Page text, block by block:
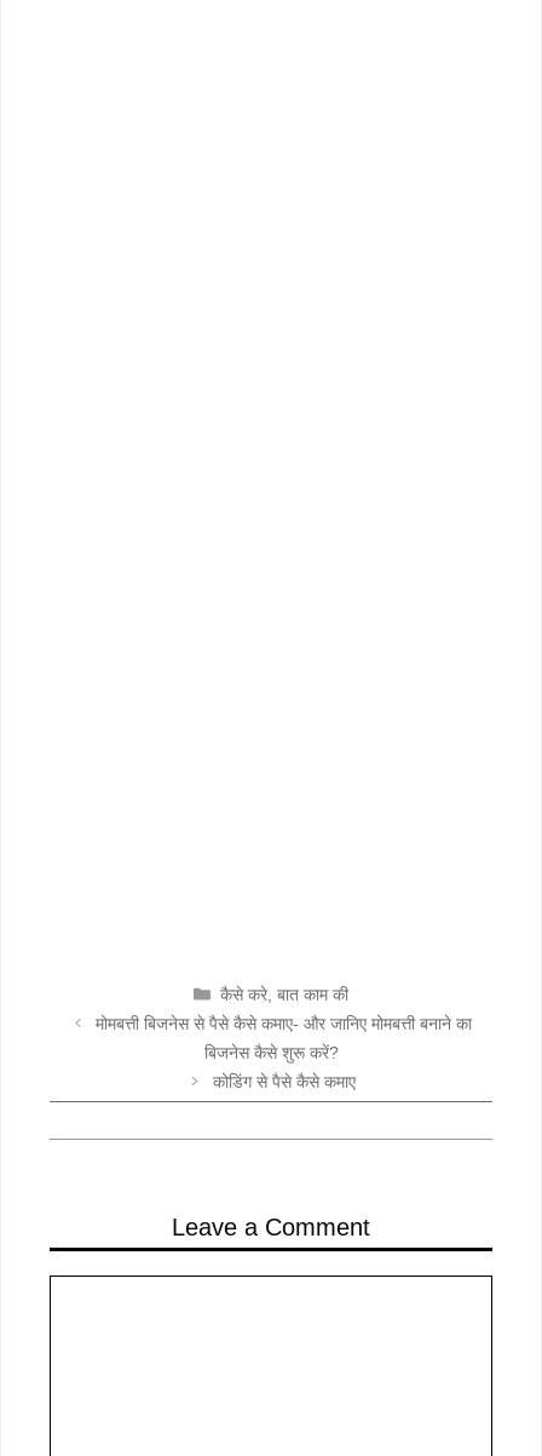
CATEGORIES
कैसे करे, बात काम की
मोमबत्ती बिजनेस से पैसे कैसे कमाए- और जानिए मोमबत्ती बनाने का
बिजनेस कैसे शुरू करें?
कोडिंग से पैसे कैसे कमाए
Leave a Comment